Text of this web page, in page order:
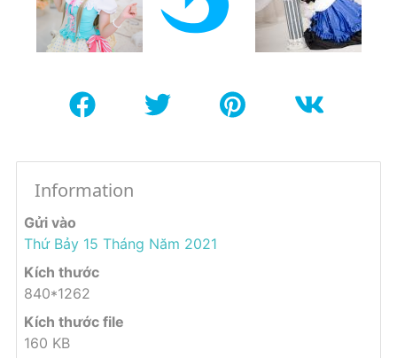
Information
Gửi vào
Thứ Bảy 15 Tháng Năm 2021
Kích thước
840*1262
Kích thước file
160 KB